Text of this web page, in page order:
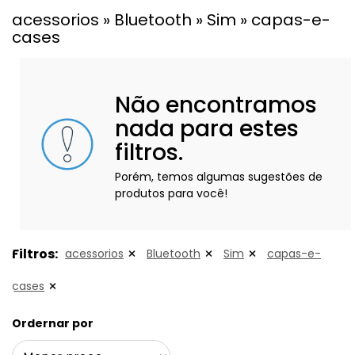
acessorios » Bluetooth » Sim » capas-e-
cases
Não encontramos
nada para estes
filtros.
Porém, temos algumas sugestões de
produtos para você!
Filtros: acessorios Bluetooth Sim capas-e-
cases
Ordernar por